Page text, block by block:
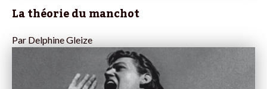
La théorie du manchot
Par Delphine Gleize